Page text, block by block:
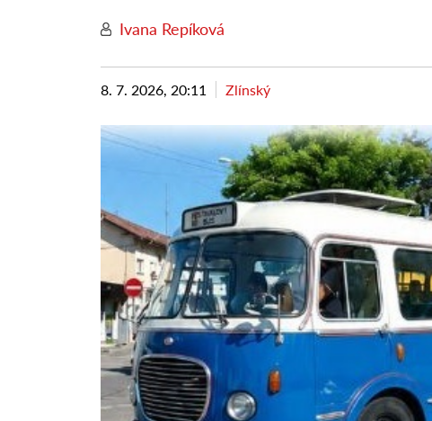
Ivana Repíková
8. 7. 2026, 20:11 Zlínský